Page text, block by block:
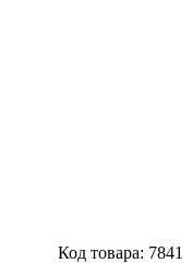
Код товара: 7841